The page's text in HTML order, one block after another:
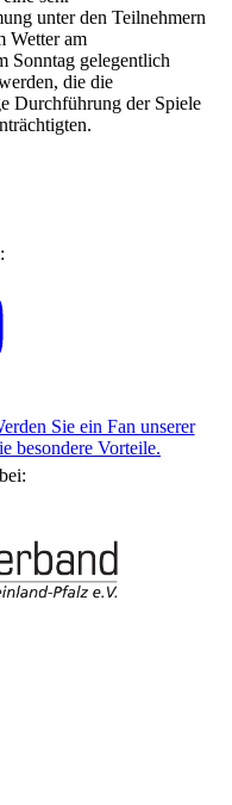
unter den Teilnehmern
Wetter am
Sonntag gelegentlich
die die
Durchführung der Spiele
Sie ein Fan unserer
besondere Vorteile.